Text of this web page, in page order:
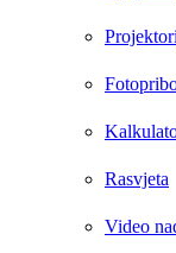
Projektori
Rasvjeta
Video